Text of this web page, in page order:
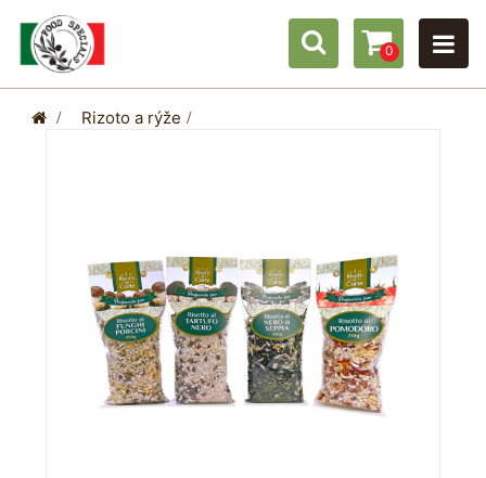
0
> Rizoto a rýže >